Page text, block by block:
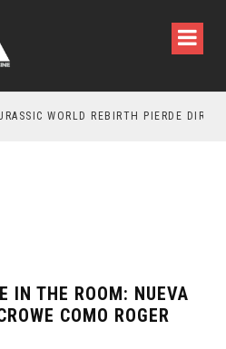
WORLD REBIRTH PIERDE
IN THE ROOM: NUEVA
COMO ROGER